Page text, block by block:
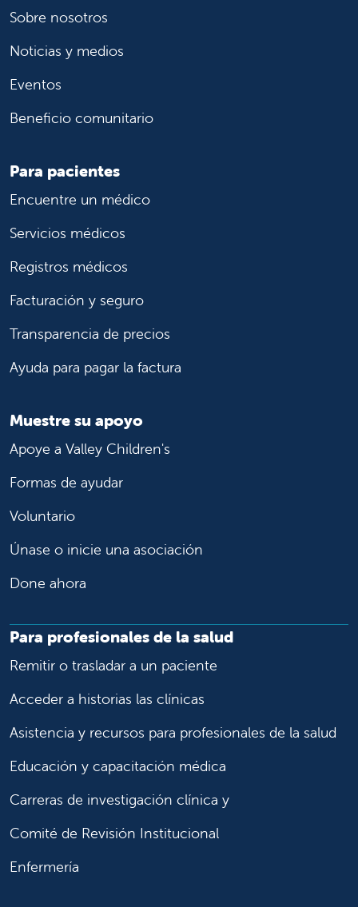
Sobre nosotros
Noticias y medios
Eventos
Beneficio comunitario
Para pacientes
Encuentre un médico
Servicios médicos
Registros médicos
Facturación y seguro
Transparencia de precios
Ayuda para pagar la factura
Muestre su apoyo
Apoye a Valley Children's
Formas de ayudar
Voluntario
Únase o inicie una asociación
Done ahora
Para profesionales de la salud
Remitir o trasladar a un paciente
Acceder a historias las clínicas
Asistencia y recursos para profesionales de la salud
Educación y capacitación médica
Carreras de investigación clínica y
Comité de Revisión Institucional
Enfermería